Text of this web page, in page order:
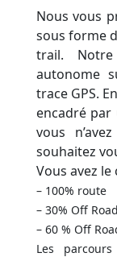
Nous vous
sous forme
trail.
autonome
trace GPS.
encadré par
vous
souhaitez
Vous avez
– 100% route
– 30% Off Road
– 60 % Off
Les